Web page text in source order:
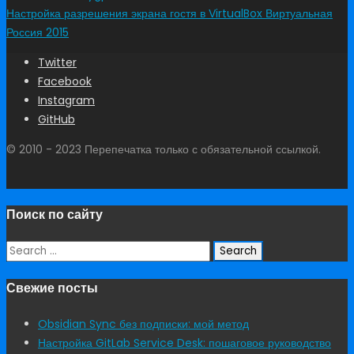
Настройка разрешения экрана гостя в VirtualBox Виртуальная
Россия 2015
Twitter
Facebook
Instagram
GitHub
© 2010 - 2023 Перепечатка только с обязательной ссылкой.
Поиск по сайту
Search
Свежие посты
Obsidian Sync без подписки: мой метод
Настройка GitLab Service Desk: пошаговое руководство